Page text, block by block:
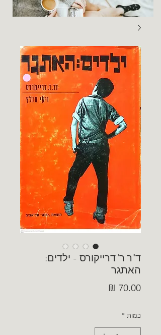
ד"ר ר' דרייקורס - ילדים:
האתגר
כמות *